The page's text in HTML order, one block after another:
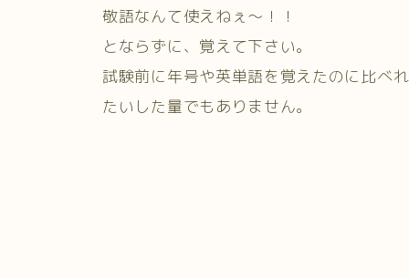
敬語なんて使えねぇ～！！
とならずに、覚えて下さい。
試験前に年号や英単語を覚えたのに比べ
たいした量でもありません。